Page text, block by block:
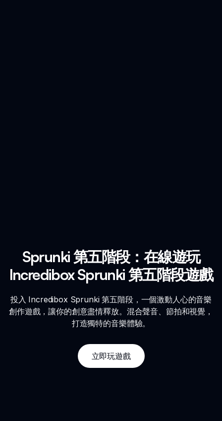
Sprunki 第五階段：在線遊玩
Incredibox Sprunki 第五階段遊戲
投入 Incredibox Sprunki 第五階段，一個激動人心的音樂
創作遊戲，讓你的創意盡情釋放。混合聲音、節拍和視覺，
打造獨特的音樂體驗。
立即玩遊戲